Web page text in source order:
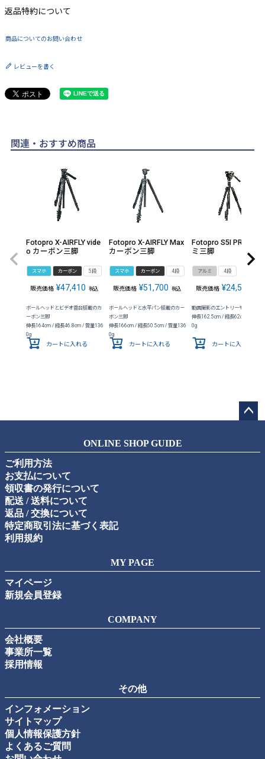
返品特約について
商品についてのお問い合わせ
レビューを書く
関連・おすすめ商品
Fotopro X-AIRFLY vide
o カーボン三脚
スマホ カーボン 5段
販売価格 ¥47,410 税込
ボールヘッドとビデオ雲台搭載のカ
ーボン三脚
伸長164cm / 縮長46.8cm / 質量136
0g
カートに入れる
Fotopro X-AIRFLY Max
カーボン三脚
スマホ カーボン 4段
販売価格 ¥51,700 税込
ボールヘッドと水平パン搭載のカー
ボン三脚
伸長166cm / 縮長50.5cm / 質量136
0g
カートに入れる
Fotopro S5I PRO アル
ミ三脚
アルミ 4段
販売価格 ¥24,530
動画撮影のエントリーモデル
伸長162.5cm / 縮長62cm / 質量
0g
カートに入れる
ップ
ONLINE SHOP GUIDE
ご利用方法
お支払について
領収書の発行について
配送 / 送料について
返品 / 交換について
特定商取引法に基づく表記
利用規約
MY PAGE
マイページ
新規会員登録
COMPANY
会社概要
事業所一覧
採用情報
その他
インフォメーション
サイトマップ
個人情報保護方針
よくあるご質問